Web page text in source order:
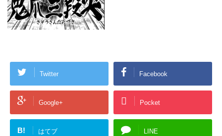
Twitter Facebook
Google+ Pocket
B! はてブ LINE